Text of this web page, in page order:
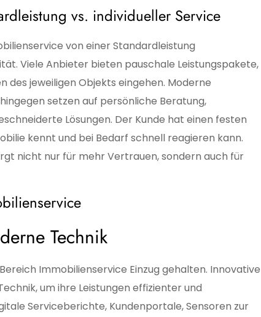
vs. individueller Service
von einer Standardleistung
Viele Anbieter bieten pauschale Leistungspakete,
des jeweiligen Objekts eingehen. Moderne
setzen auf persönliche Beratung,
Lösungen. Der Kunde hat einen festen
kennt und bei Bedarf schnell reagieren kann.
nicht nur für mehr Vertrauen, sondern auch für
Technik
Immobilienservice Einzug gehalten. Innovative
um ihre Leistungen effizienter und
Serviceberichte, Kundenportale, Sensoren zur